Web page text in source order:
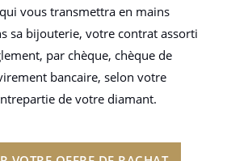
qui vous transmettra en mains
sa bijouterie, votre contrat assorti
par chèque, chèque de
bancaire, selon votre
de votre diamant.